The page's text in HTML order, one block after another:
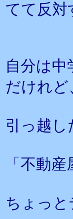
てて反対
自分は
だけれど
引っ越
「不動
ちょっ